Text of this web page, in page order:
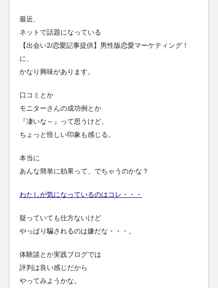
最近、
ネットで話題になっている
【出会い2/恋愛記事提供】男性版恋愛マーケティング！
に、
かなり興味があります。
口コミとか
モニターさんの成功例とか
『凄いな～』って思うけど、
ちょっと怪しい印象も感じる。
本当に
あんな簡単に効果って、でちゃうのかな？
わたしが気になっているのはコレ・・・
疑っていても仕方ないけど
やっぱり騙されるのは嫌だな・・・。
体験談とか実践ブログでは
評判は良い感じだから
やってみようかな。